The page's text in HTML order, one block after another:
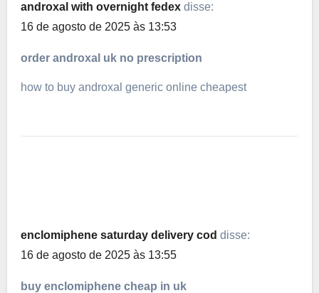
androxal with overnight fedex disse:
16 de agosto de 2025 às 13:53
order androxal uk no prescription
how to buy androxal generic online cheapest
enclomiphene saturday delivery cod disse:
16 de agosto de 2025 às 13:55
buy enclomiphene cheap in uk